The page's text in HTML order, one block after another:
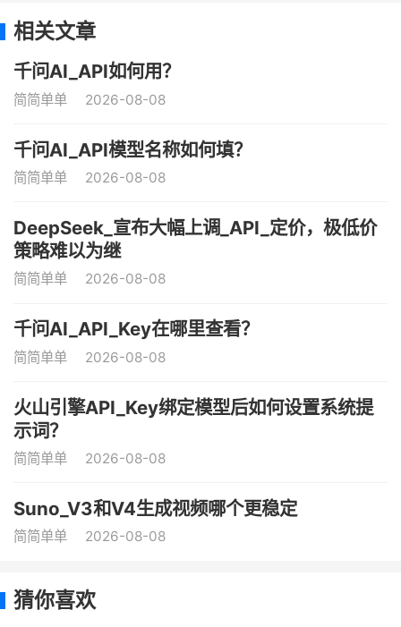
相关文章
千问AI_API如何用？
简简单单 2026-08-08
千问AI_API模型名称如何填？
简简单单 2026-08-08
DeepSeek_宣布大幅上调_API_定价，极低价
策略难以为继
简简单单 2026-08-08
千问AI_API_Key在哪里查看？
简简单单 2026-08-08
火山引擎API_Key绑定模型后如何设置系统提
示词？
简简单单 2026-08-08
Suno_V3和V4生成视频哪个更稳定
简简单单 2026-08-08
猜你喜欢